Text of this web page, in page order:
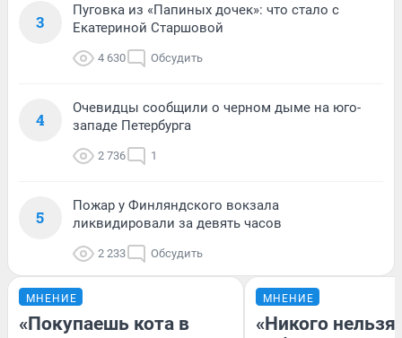
3
Пуговка из «Папиных дочек»: что стало с
Екатериной Старшовой
4 630 Обсудить
4
Очевидцы сообщили о черном дыме на юго-
западе Петербурга
2 736 1
5
Пожар у Финляндского вокзала
ликвидировали за девять часов
2 233 Обсудить
МНЕНИЕ
«Покупаешь кота в
МНЕНИЕ
«Никого нельзя